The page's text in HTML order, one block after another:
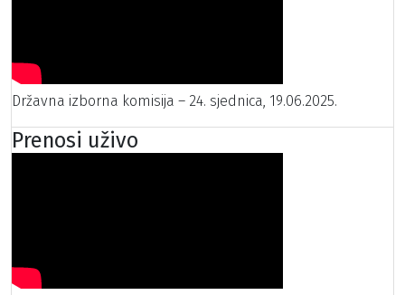
Državna izborna komisija – 24. sjednica, 19.06.2025.
Prenosi uživo